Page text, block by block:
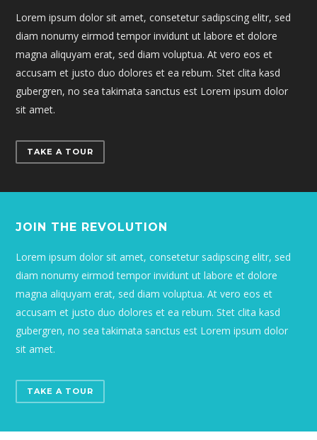
Lorem ipsum dolor sit amet, consetetur sadipscing elitr, sed
diam nonumy eirmod tempor invidunt ut labore et dolore
magna aliquyam erat, sed diam voluptua. At vero eos et
accusam et justo duo dolores et ea rebum. Stet clita kasd
gubergren, no sea takimata sanctus est Lorem ipsum dolor
sit amet.
TAKE A TOUR
JOIN THE REVOLUTION
Lorem ipsum dolor sit amet, consetetur sadipscing elitr, sed
diam nonumy eirmod tempor invidunt ut labore et dolore
magna aliquyam erat, sed diam voluptua. At vero eos et
accusam et justo duo dolores et ea rebum. Stet clita kasd
gubergren, no sea takimata sanctus est Lorem ipsum dolor
sit amet.
TAKE A TOUR